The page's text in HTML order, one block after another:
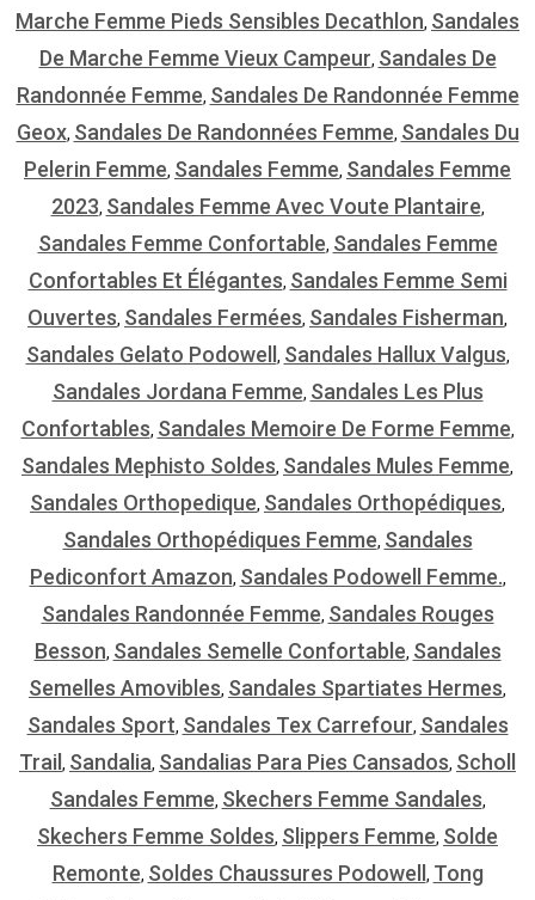
Marche Femme Pieds Sensibles Decathlon, Sandales
De Marche Femme Vieux Campeur, Sandales De
Randonnée Femme, Sandales De Randonnée Femme
Geox, Sandales De Randonnées Femme, Sandales Du
Pelerin Femme, Sandales Femme, Sandales Femme
2023, Sandales Femme Avec Voute Plantaire,
Sandales Femme Confortable, Sandales Femme
Confortables Et Élégantes, Sandales Femme Semi
Ouvertes, Sandales Fermées, Sandales Fisherman,
Sandales Gelato Podowell , Sandales Hallux Valgus,
Sandales Jordana Femme, Sandales Les Plus
Confortables, Sandales Memoire De Forme Femme,
Sandales Mephisto Soldes, Sandales Mules Femme,
Sandales Orthopedique, Sandales Orthopédiques,
Sandales Orthopédiques Femme, Sandales
Pediconfort Amazon, Sandales Podowell Femme.,
Sandales Randonnée Femme, Sandales Rouges
Besson, Sandales Semelle Confortable, Sandales
Semelles Amovibles, Sandales Spartiates Hermes,
Sandales Sport, Sandales Tex Carrefour, Sandales
Trail , Sandalia, Sandalias Para Pies Cansados, Scholl
Sandales Femme, Skechers Femme Sandales,
Skechers Femme Soldes, Slippers Femme, Solde
Remonte, Soldes Chaussures Podowell , Tong